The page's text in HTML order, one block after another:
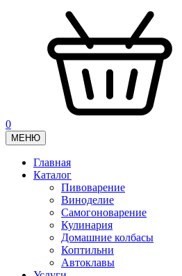
0
МЕНЮ
Главная
Каталог
Пивоварение
Виноделие
Самогоноварение
Кулинария
Домашние колбасы
Коптильни
Автоклавы